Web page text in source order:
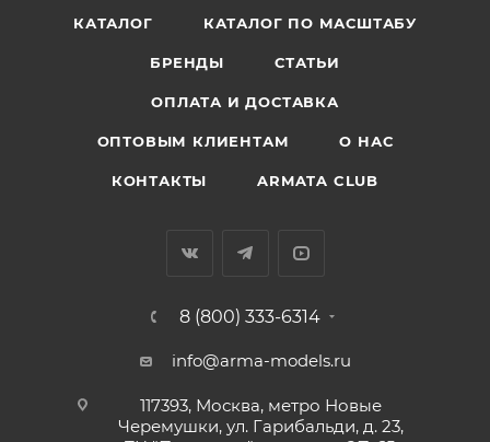
КАТАЛОГ КАТАЛОГ ПО МАСШТАБУ
БРЕНДЫ СТАТЬИ
ОПЛАТА И ДОСТАВКА
ОПТОВЫМ КЛИЕНТАМ О НАС
КОНТАКТЫ ARMATA CLUB
8 (800) 333-6314
info@arma-models.ru
117393, Москва, метро Новые
Черемушки, ул. Гарибальди, д. 23,